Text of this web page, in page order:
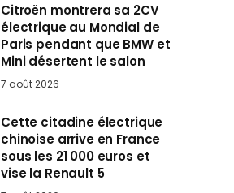
Citroën montrera sa 2CV
électrique au Mondial de
Paris pendant que BMW et
Mini désertent le salon
7 août 2026
Cette citadine électrique
chinoise arrive en France
sous les 21 000 euros et
vise la Renault 5